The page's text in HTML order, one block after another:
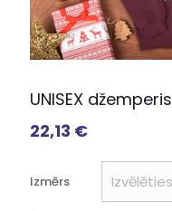
UNISEX
22,13 €
Izmērs